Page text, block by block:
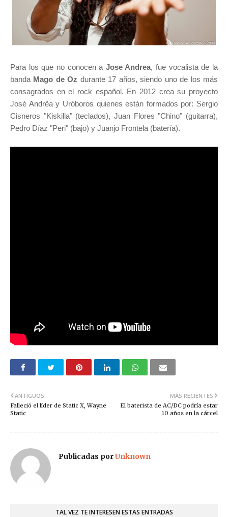
Para los que no conocen a Jose Andrea, fue vocalista de la
banda Mago de Oz durante 17 años, siendo uno de los más
consagrados en el rock español. En 2012 crea su proyecto
José Andrëa y Uróboros quienes están formados por: Sergio
Cisneros "Kiskilla" (teclados), Juan Flores "Chino" (guitarra),
Pedro Díaz "Peri" (bajo) y Juanjo Frontela (batería).
MÁS RECIENTES
El baterista de AC/DC podría estar
10 años en la cárcel
ANTIGUOS
Falleció el líder de Static X, Wayne
Static
Publicadas porUnknown
TAL VEZ TE INTERESEN ESTAS ENTRADAS